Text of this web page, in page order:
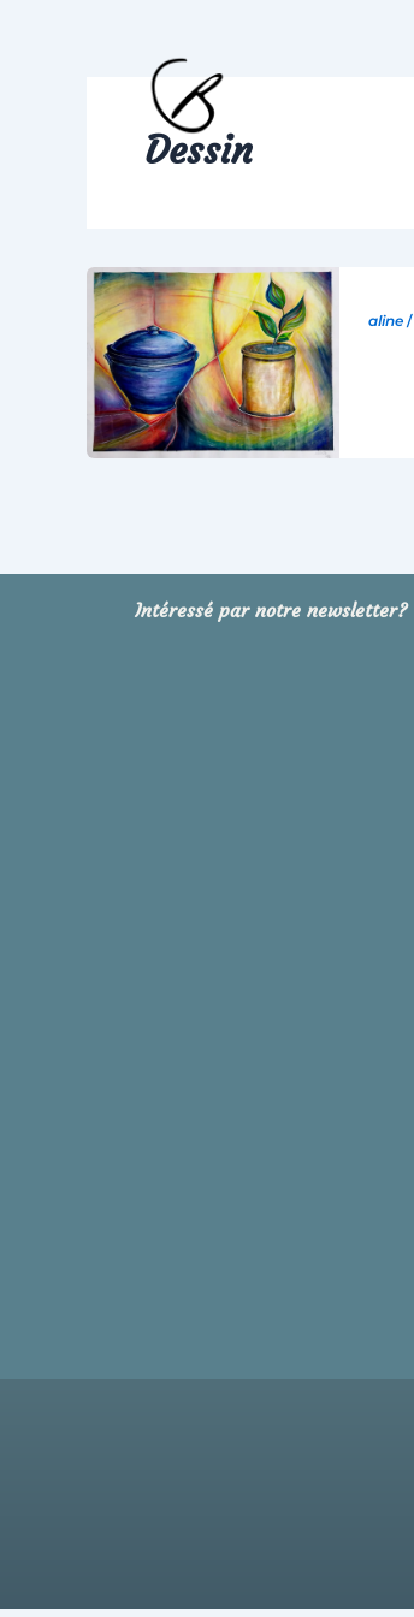
Dessin
aline /
Intéressé par notre newsletter?